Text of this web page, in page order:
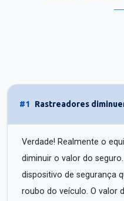
#1 Rastreadores
Verdade! Realmente o
diminuir o valor do
dispositivo de segurança
roubo do veículo. O valor